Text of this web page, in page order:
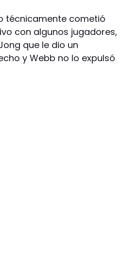
técnicamente cometió
con algunos jugadores,
que le dio un
y Webb no lo expulsó